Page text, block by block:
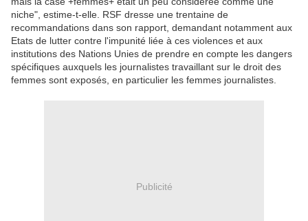
niche", estime-t-elle. RSF dresse une trentaine de
recommandations dans son rapport, demandant notamment aux
Etats de lutter contre l'impunité liée à ces violences et aux
institutions des Nations Unies de prendre en compte les dangers
spécifiques auxquels les journalistes travaillant sur le droit des
femmes sont exposés, en particulier les femmes journalistes.
Publicité